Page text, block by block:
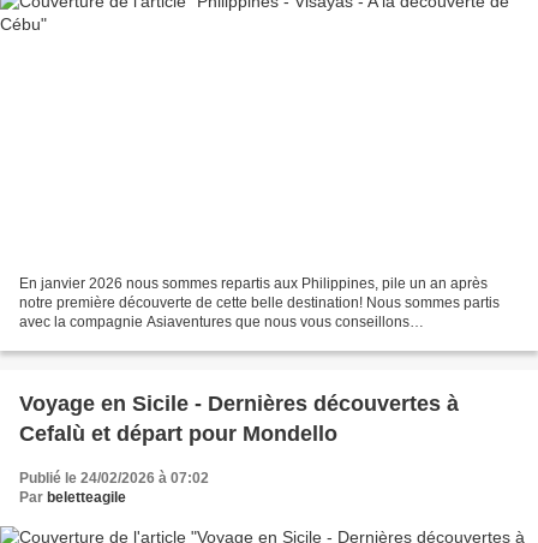
En janvier 2026 nous sommes repartis aux Philippines, pile un an après
notre première découverte de cette belle destination! Nous sommes partis
avec la compagnie Asiaventures que nous vous conseillons
Voyage en Sicile - Dernières découvertes à
Cefalù et départ pour Mondello
Publié le 24/02/2026 à 07:02
Par beletteagile